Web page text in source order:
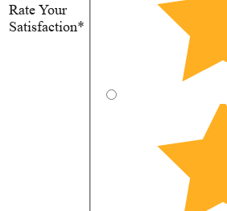
Rate Your
Satisfaction*